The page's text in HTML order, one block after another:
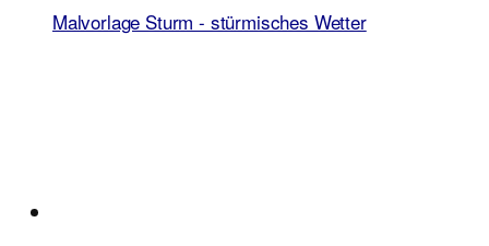
Malvorlage Sturm - stürmisches Wetter